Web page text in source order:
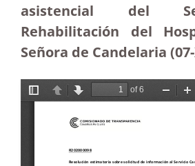
asistencial del
Rehabilitación del
Señora de Candelaria